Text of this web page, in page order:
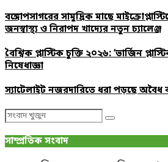
বঙ্গোপসাগরের সামুদ্রিক মাছে
জনস্বাস্থ্য ও নিরাপদ খাদ্যের নতুন চ্যালেঞ্জ
বৈশ্বিক প্লাস্টিক চুক্তি ২০২৬: ‘ভার্জিন
নিষেধাজ্ঞা
স্যাটেলাইট নজরদারিতে ধরা পড়ছে অবৈধ
Search
Search
সাম্প্রতিক সংবাদ